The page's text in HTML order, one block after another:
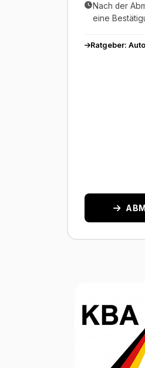
Nach der
eine
Ratgeber: